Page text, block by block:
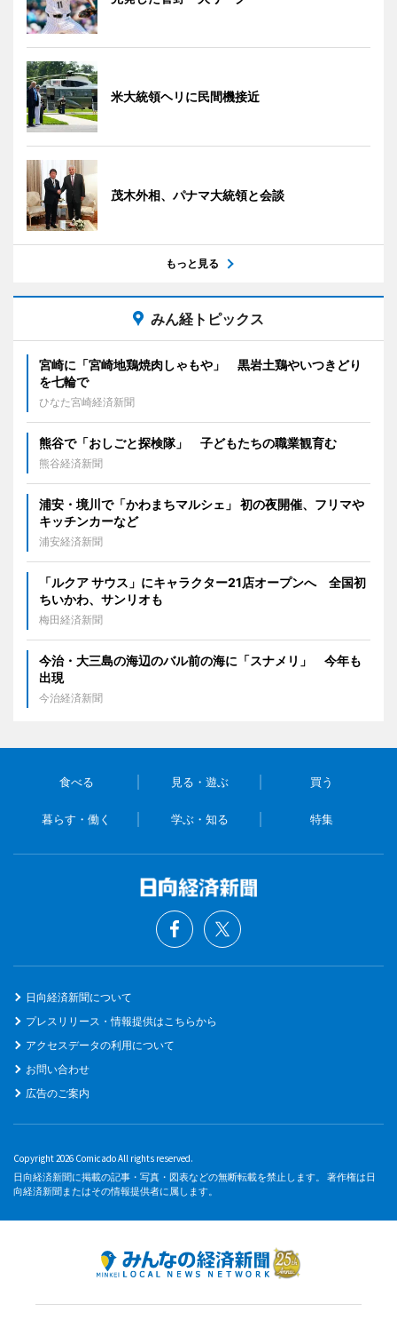
米大統領ヘリに民間機接近
茂木外相、パナマ大統領と会談
もっと見る
みん経トピックス
宮崎に「宮崎地鶏焼肉しゃもや」 黒岩土鶏やいつきどり
を七輪で
ひなた宮崎経済新聞
熊谷で「おしごと探検隊」 子どもたちの職業観育む
熊谷経済新聞
浦安・境川で「かわまちマルシェ」 初の夜開催、フリマや
キッチンカーなど
浦安経済新聞
「ルクア サウス」にキャラクター21店オープンへ 全国初
ちいかわ、サンリオも
梅田経済新聞
今治・大三島の海辺のバル前の海に「スナメリ」 今年も
出現
今治経済新聞
食べる 見る・遊ぶ 買う
暮らす・働く 学ぶ・知る 特集
日向経済新聞について
プレスリリース・情報提供はこちらから
アクセスデータの利用について
お問い合わせ
広告のご案内
Copyright 2026 Comicado All rights reserved.
日向経済新聞に掲載の記事・写真・図表などの無断転載を禁止します。 著作権は日
向経済新聞またはその情報提供者に属します。